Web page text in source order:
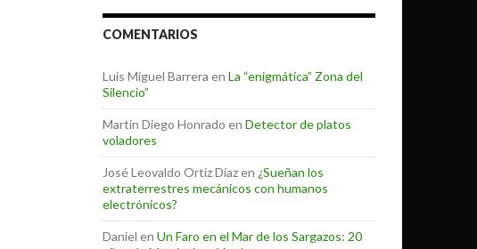
COMENTARIOS
Luis Miguel Barrera en La “enigmática” Zona del
Silencio”
Martin Diego Honrado en Detector de platos
voladores
José Leovaldo Ortiz Díazen ¿Sueñan los
extraterrestres mecánicos con humanos
electrónicos?
Daniel en Un Faro en el Mar de los Sargazos: 20